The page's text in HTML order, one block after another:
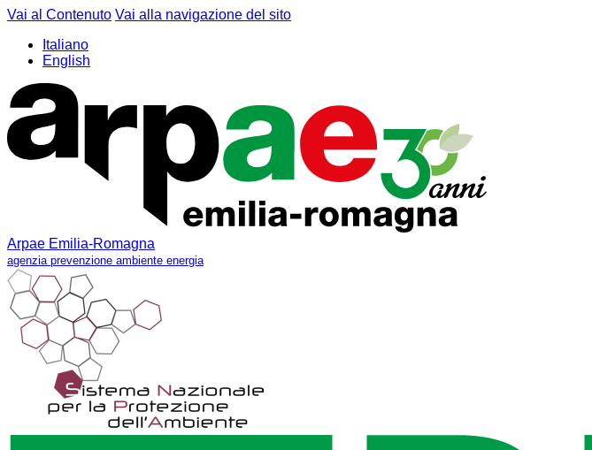
Vai al Contenuto Vai alla navigazione del sito
Italiano
English
Arpae Emilia-Romagna
agenzia prevenzione ambiente energia